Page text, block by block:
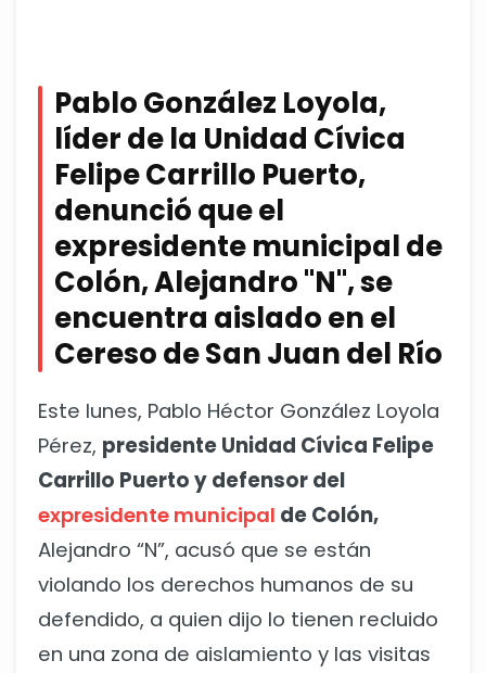
Pablo González Loyola,
líder de la Unidad Cívica
Felipe Carrillo Puerto,
denunció que el
expresidente municipal de
Colón, Alejandro "N", se
encuentra aislado en el
Cereso de San Juan del Río
Este lunes, Pablo Héctor González Loyola
Pérez, presidente Unidad Cívica Felipe
Carrillo Puerto y defensor del
expresidente municipal de Colón,
Alejandro “N”, acusó que se están
violando los derechos humanos de su
defendido, a quien dijo lo tienen recluido
en una zona de aislamiento y las visitas